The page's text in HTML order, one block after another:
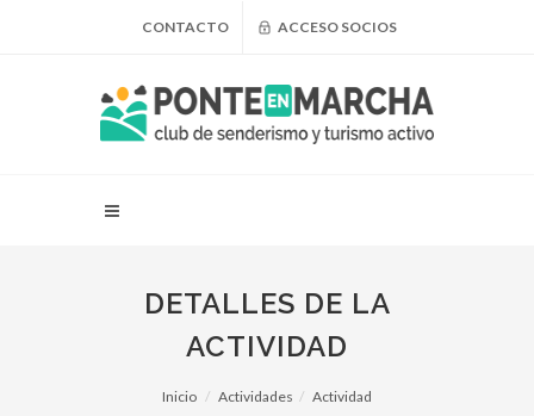
CONTACTO ACCESO SOCIOS
DETALLES DE LA
ACTIVIDAD
Inicio Actividades Actividad